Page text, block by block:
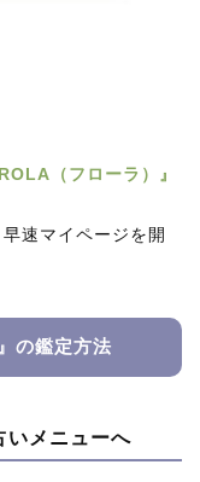
（フローラ）』
速マイページを開
の鑑定方法
いメニューへ